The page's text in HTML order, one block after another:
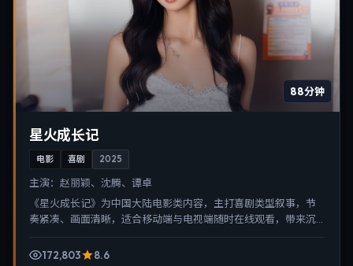
88分钟
星火成长记
电影 喜剧 2025
主演： 赵丽颖、沈腾、谭卓
《星火成长记》为中国大陆电影类内容，主打喜剧类型叙事，节
奏紧凑、画面清晰，适合移动端与电视端随时在线观看，带来沉
172,803
8.6